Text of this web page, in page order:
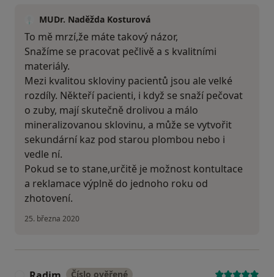
MUDr. Naděžda Kosturová
To mě mrzí,že máte takový názor,
Snažíme se pracovat pečlivě a s kvalitními
materiály.
Mezi kvalitou skloviny pacientů jsou ale velké
rozdíly. Někteří pacienti, i když se snaží pečovat
o zuby, mají skutečně drolivou a málo
mineralizovanou sklovinu, a může se vytvořit
sekundární kaz pod starou plombou nebo i
vedle ní.
Pokud se to stane,určitě je možnost kontultace
a reklamace výplně do jednoho roku od
zhotovení.
25. března 2020
Číslo ověřené